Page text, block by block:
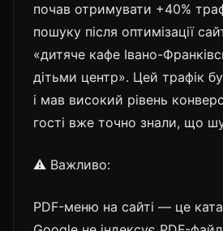
почав отримувати +40%
пошуку після оптимізації
«дитяче кафе Івано-
дітьми центр». Цей трафік
і мав високий рівень
гості вже точно знали, що
⚠️ Важливо:
PDF-меню на сайті — це